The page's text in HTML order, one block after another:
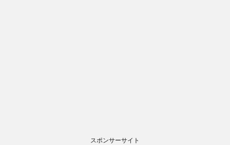
スポンサーサイト